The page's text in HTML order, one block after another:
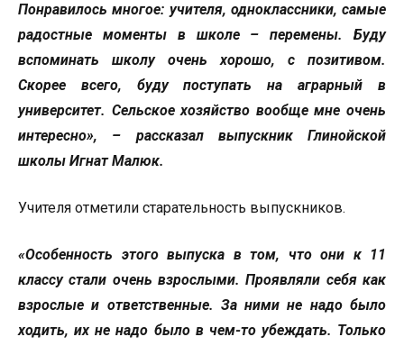
Понравилось многое: учителя, одноклассники, самые
радостные моменты в школе – перемены. Буду
вспоминать школу очень хорошо, с позитивом.
Скорее всего, буду поступать на аграрный в
университет. Сельское хозяйство вообще мне очень
интересно», – рассказал выпускник Глинойской
школы Игнат Малюк.
Учителя отметили старательность выпускников.
«Особенность этого выпуска в том, что они к 11
классу стали очень взрослыми. Проявляли себя как
взрослые и ответственные. За ними не надо было
ходить, их не надо было в чем-то убеждать. Только